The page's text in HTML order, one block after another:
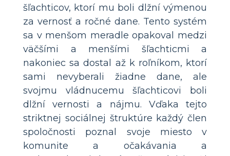
šľachticov, ktorí mu boli dlžní výmenou
za vernosť a ročné dane. Tento systém
sa v menšom meradle opakoval medzi
väčšími a menšími šľachticmi a
nakoniec sa dostal až k roľníkom, ktorí
sami nevyberali žiadne dane, ale
svojmu vládnucemu šľachticovi boli
dlžní vernosti a nájmu. Vďaka tejto
striktnej sociálnej štruktúre každý člen
spoločnosti poznal svoje miesto v
komunite a očakávania a